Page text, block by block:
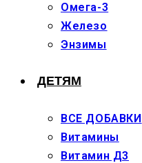
Омега-3
Железо
Энзимы
ДЕТЯМ
ВСЕ ДОБАВКИ
Витамины
Витамин Д3